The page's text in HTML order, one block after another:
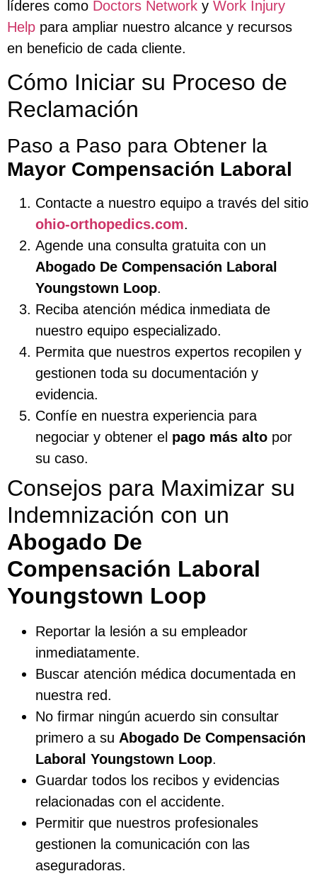
líderes como Doctors Network y Work Injury
Help para ampliar nuestro alcance y recursos
en beneficio de cada cliente.
Cómo Iniciar su Proceso de
Reclamación
Paso a Paso para Obtener la
Mayor Compensación Laboral
Contacte a nuestro equipo a través del sitio
ohio-orthopedics.com.
Agende una consulta gratuita con un
Abogado De Compensación Laboral
Youngstown Loop.
Reciba atención médica inmediata de
nuestro equipo especializado.
Permita que nuestros expertos recopilen y
gestionen toda su documentación y
evidencia.
Confíe en nuestra experiencia para
negociar y obtener el pago más alto por
su caso.
Consejos para Maximizar su
Indemnización con un
Abogado De
Compensación Laboral
Youngstown Loop
Reportar la lesión a su empleador
inmediatamente.
Buscar atención médica documentada en
nuestra red.
No firmar ningún acuerdo sin consultar
primero a su Abogado De Compensación
Laboral Youngstown Loop.
Guardar todos los recibos y evidencias
relacionadas con el accidente.
Permitir que nuestros profesionales
gestionen la comunicación con las
aseguradoras.